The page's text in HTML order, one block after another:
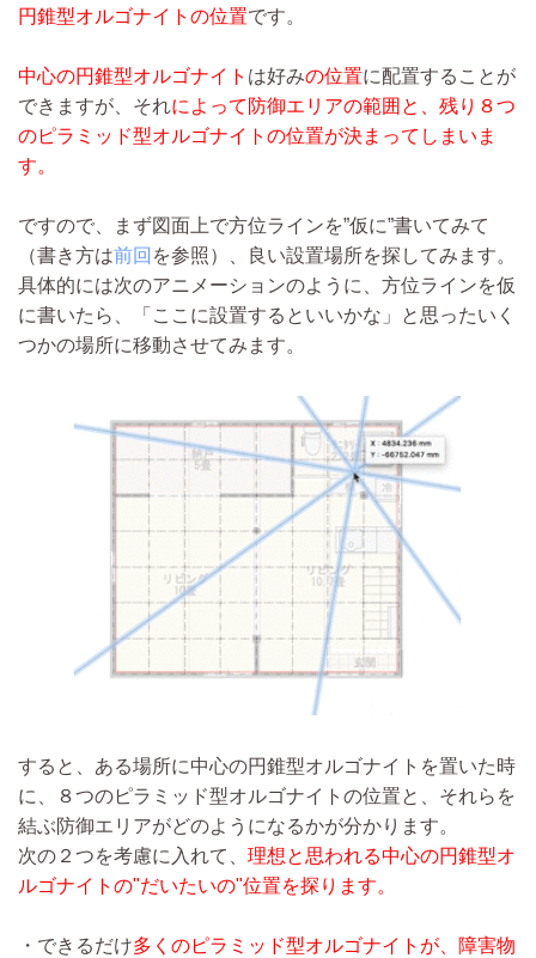
円錐型オルゴナイトの位置です。
中心の円錐型オルゴナイト は好みの位置に配置することが
できますが、それによって防御エリアの範囲と、残り８つ
のピラミッド型オルゴナイトの位置が決まってしまいま
す。
ですので、まず図面上で方位ラインを”仮に”書いてみて
（書き方は前回 を参照）、良い設置場所を探してみます。
具体的には次のアニメーションのように、方位ラインを仮
に書いたら、「ここに設置するといいかな」と思ったいく
つかの場所に移動させてみます。
すると、ある場所に中心の円錐型オルゴナイトを置いた時
に、８つのピラミッド型オルゴナイトの位置と、それらを
結ぶ防御エリアがどのようになるかが分かります。
次の２つを考慮に入れて、 理想と思われる中心の円錐型オ
ルゴナイトの"だいたいの"位置を探ります。
・できるだけ多くのピラミッド型オルゴナイトが、障害物